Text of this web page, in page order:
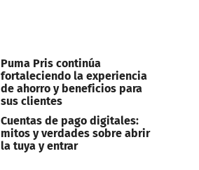
Puma Pris continúa
fortaleciendo la experiencia
de ahorro y beneficios para
sus clientes
Cuentas de pago digitales:
mitos y verdades sobre abrir
la tuya y entrar